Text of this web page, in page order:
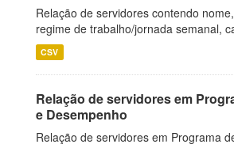
Relação de servidores contendo
regime de trabalho/jornada semanal,
CSV
Relação de servidores em
e Desempenho
Relação de servidores em Programa